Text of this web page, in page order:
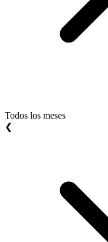
Todos los meses
❮